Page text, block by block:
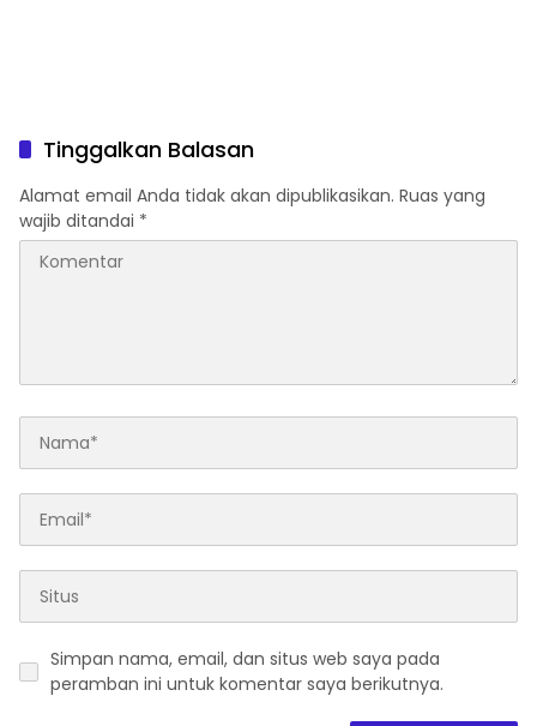
Tinggalkan Balasan
Alamat email Anda tidak akan dipublikasikan. Ruas yang
wajib ditandai *
Simpan nama, email, dan situs web saya pada
peramban ini untuk komentar saya berikutnya.